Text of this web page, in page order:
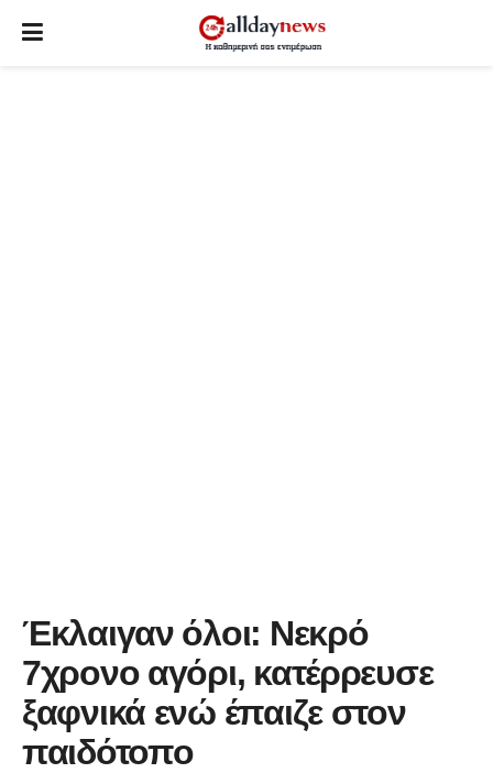
Έκλαιγαν όλοι: Νεκρό
7χρονο αγόρι, κατέρρευσε
ξαφνικά ενώ έπαιζε στον
παιδότοπο